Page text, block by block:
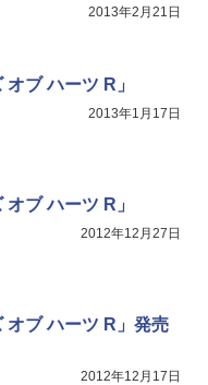
2013年2月21日
ブ ハーツ R」
2013年1月17日
ブ ハーツ R」
2012年12月27日
オブ ハーツ R」発売
2012年12月17日